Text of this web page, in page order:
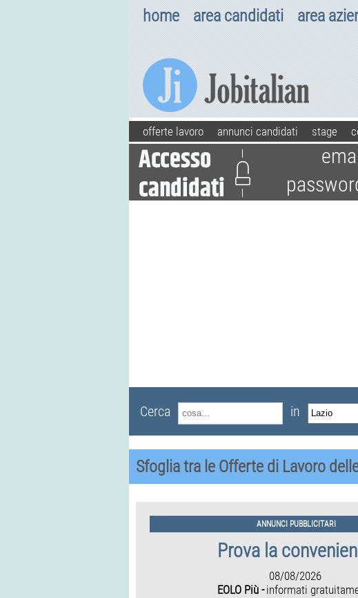
home area candidati area
offerte lavoro annunci candidati stage
Cerca in
Sfoglia tra le Offerte di Lavoro
ANNUNCI PUBBLICITARI
Prova la
08/08/2026
EOLO Più -informati